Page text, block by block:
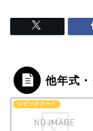
他年式
シビッククーペ